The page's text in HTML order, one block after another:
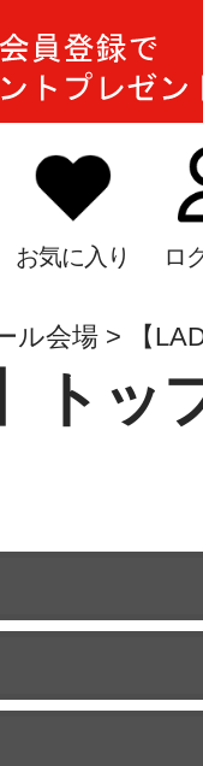
お気に入り ロ
ル会場 【
トッ